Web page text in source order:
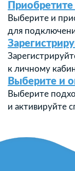
Выберите и
для
к личному
Выберите и
Выберите
и активируйте